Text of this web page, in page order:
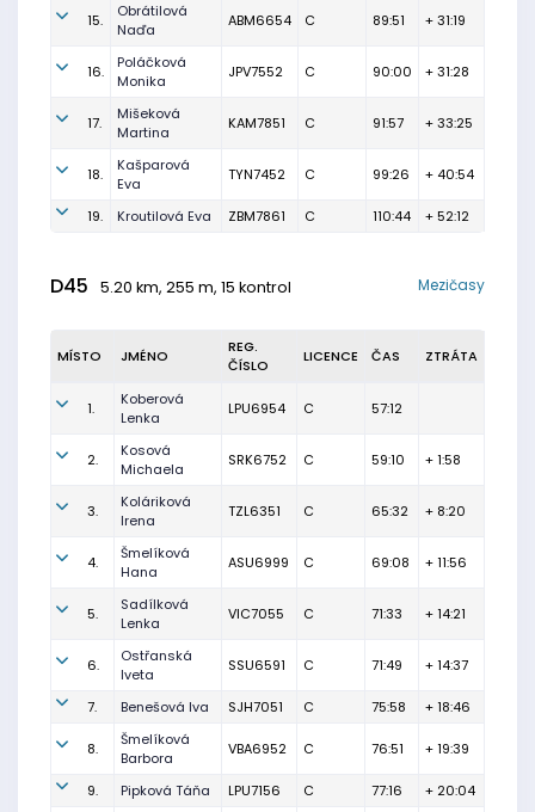
15.
Obrátilová
Naďa
ABM6654 C 89:51 + 31:19
16.
Poláčková
Monika
JPV7552 C 90:00 + 31:28
17.
Mišeková
Martina
KAM7851 C 91:57 + 33:25
18.
Kašparová
Eva
TYN7452 C 99:26 + 40:54
19. Kroutilová Eva ZBM7861 C 110:44 + 52:12
D45 5.20 km, 255 m, 15 kontrol Mezičasy
MÍSTO JMÉNO
REG.
ČÍSLO
LICENCE ČAS ZTRÁTA
1.
Koberová
Lenka
LPU6954 C 57:12
2.
Kosová
Michaela
SRK6752 C 59:10 + 1:58
3.
Koláriková
Irena
TZL6351 C 65:32 + 8:20
4.
Šmelíková
Hana
ASU6999 C 69:08 + 11:56
5.
Sadílková
Lenka
VIC7055 C 71:33 + 14:21
6.
Ostřanská
Iveta
SSU6591 C 71:49 + 14:37
7. Benešová Iva SJH7051 C 75:58 + 18:46
8.
Šmelíková
Barbora
VBA6952 C 76:51 + 19:39
9. Pipková Táňa LPU7156 C 77:16 + 20:04